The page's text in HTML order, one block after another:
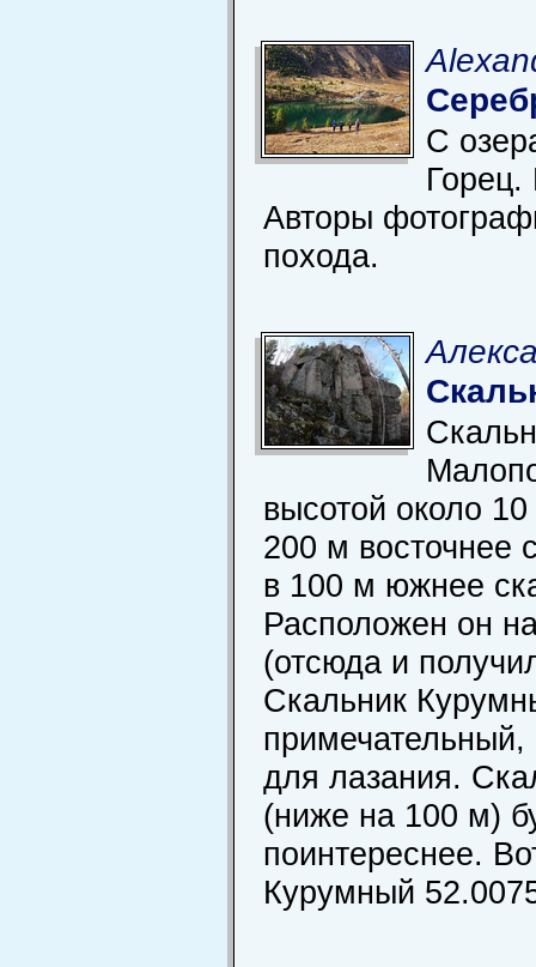
С
Авторы
похода.
высотой около
200 м восточнее
в 100 м южнее
Расположен он
(отсюда и
Скальник
для лазания.
(ниже на 100 м)
поинтереснее.
Курумный